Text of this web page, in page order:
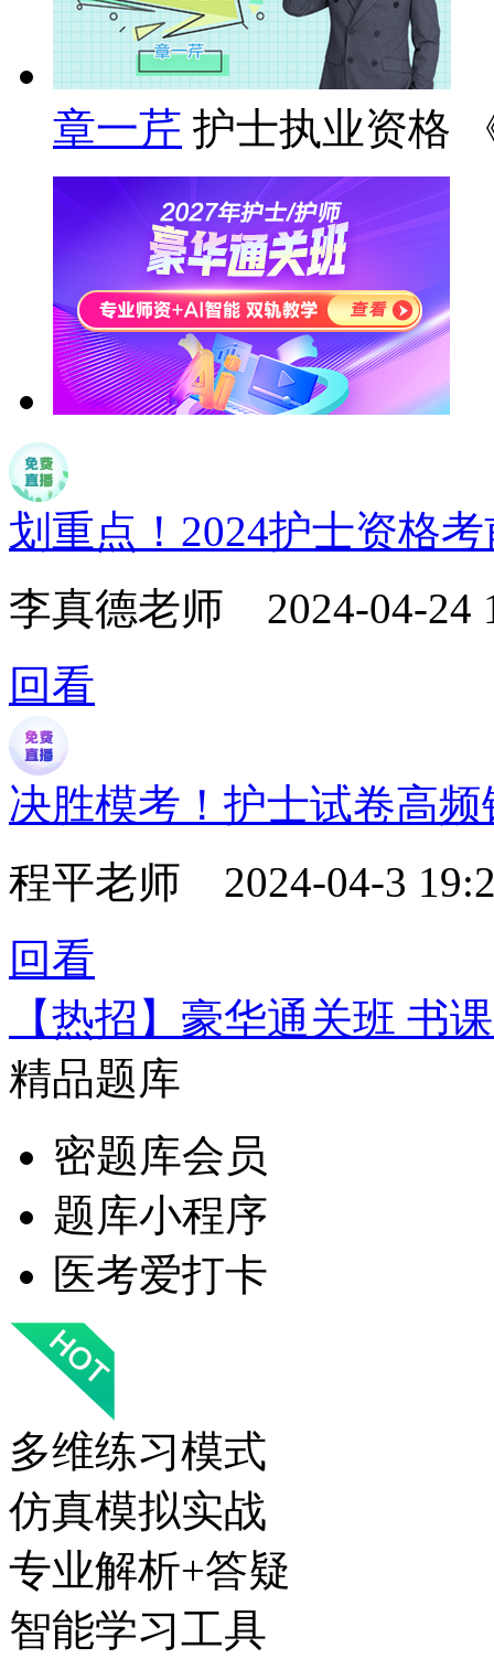
章一芹 护士执业资格
划重点！2024护士资格
李真德老师 2024-04-24
回看
决胜模考！护士试卷高
程平老师 2024-04-3
回看
【热招】豪华通关班 书
精品题库
密题库会员
题库小程序
医考爱打卡
多维练习模式
仿真模拟实战
专业解析+答疑
智能学习工具